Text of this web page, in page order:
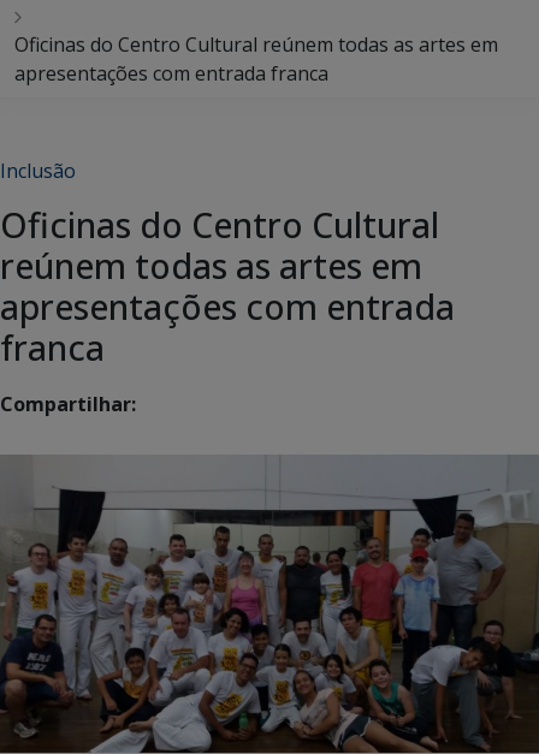
Oficinas do Centro Cultural reúnem todas as artes em
apresentações com entrada franca
Inclusão
Oficinas do Centro Cultural
reúnem todas as artes em
apresentações com entrada
franca
Compartilhar: